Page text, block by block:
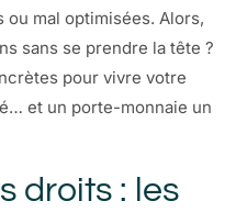
mal optimisées. Alors,
sans se prendre la tête ?
pour vivre votre
et un porte-monnaie un
droits : les